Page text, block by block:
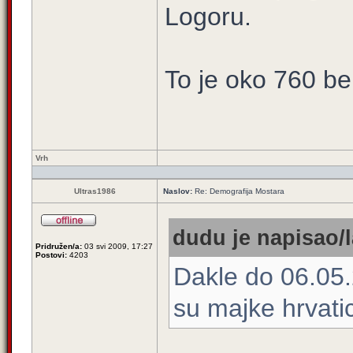
Logoru.
To je oko 760
Vrh
Ultras1986 Naslov: Re: Demografija Mostara
Pridružen/a: 03 svi 2009, 17:27
Postovi: 4203
dudu je napisao/
Dakle do
su majke